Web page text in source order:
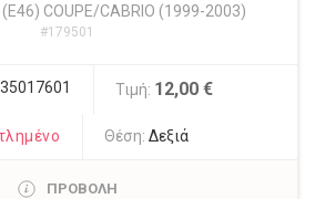
(E46) COUPE/CABRIO (1999-2003)
#179501
Τιμή: 12,00 €
Θέση:Δεξιά
ΠΡΟΒΟΛΗ